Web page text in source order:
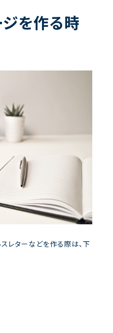
を作る時
レターなどを作る際は、下